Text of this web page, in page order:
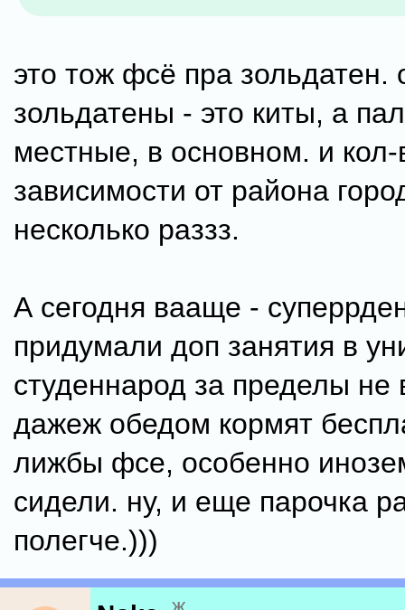
это тож фсё пра зольдатен.
зольдатены - это киты, а
местные, в основном. и
зависимости от района
несколько раззз.
А сегодня вааще -
придумали доп занятия в
студеннарод за пределы не
дажеж обедом кормят
лижбы фсе, особенно
сидели. ну, и еще парочка
полегче.)))